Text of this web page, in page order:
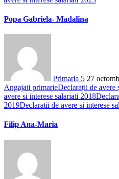
Popa Gabriela- Madalina
Primaria 5 27
Angajati primarieDeclarații de avere
avere si interese salariati 2018
2019Declaratii de avere si interese
Filip Ana-Maria